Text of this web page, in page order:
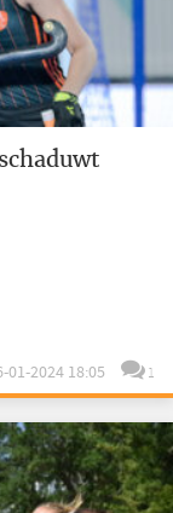
01-2024 18:05 1